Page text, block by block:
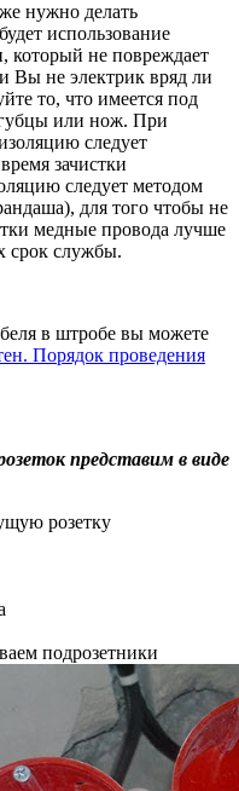
нужно делать
использование
который не повреждает
Вы не электрик вряд ли
то, что имеется под
или нож. При
следует
зачистки
следует методом
для того чтобы не
медные провода лучше
срок службы.
в штробе вы можете
Порядок проведения
представим в виде
розетку
подрозетники